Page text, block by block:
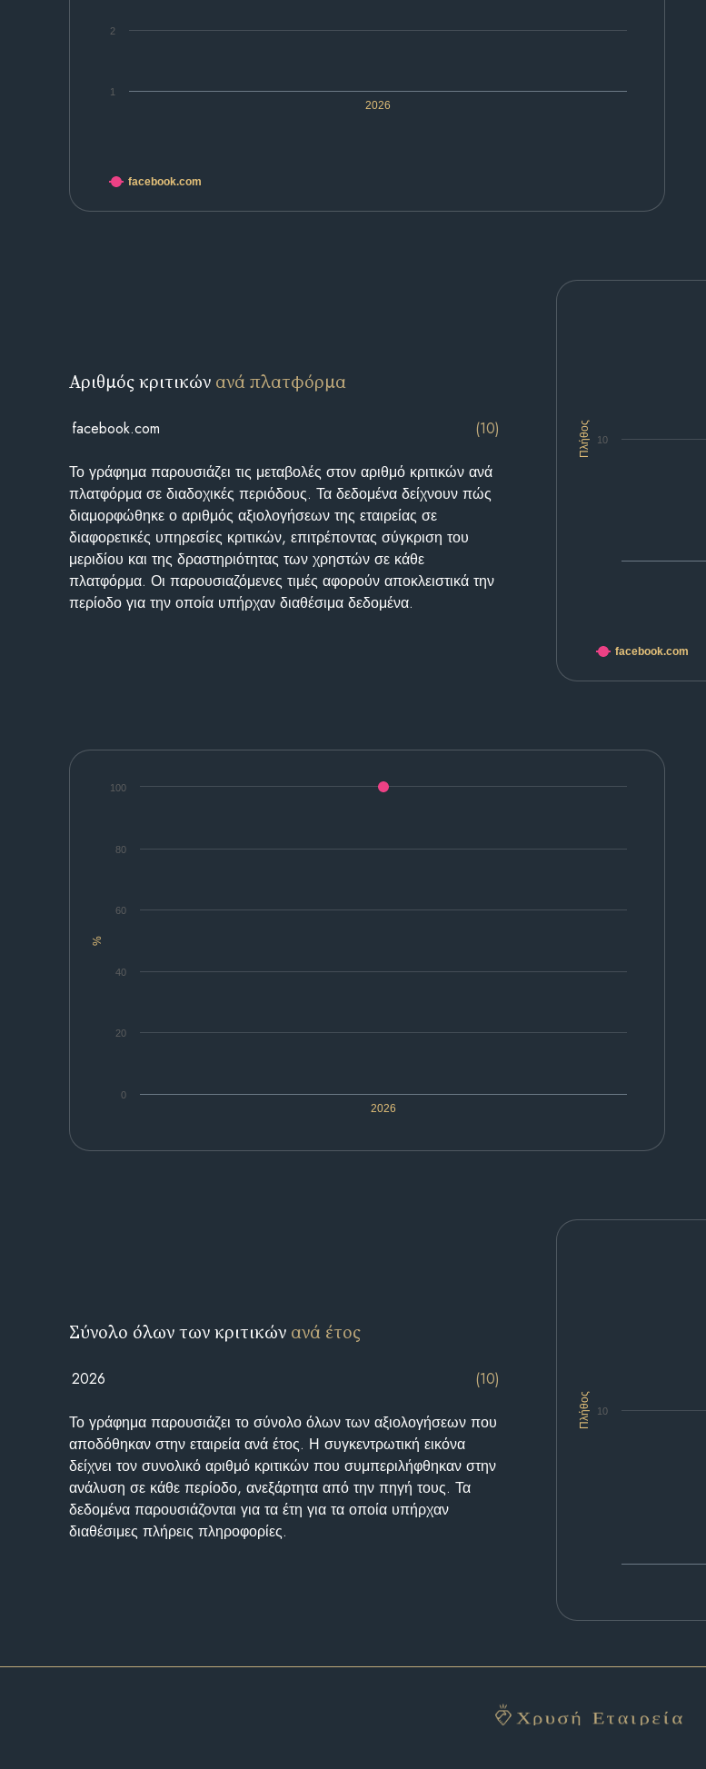
2026
1
2
facebook.com
Πλήθος 10
facebook.com
Αριθμός κριτικών ανά πλατφόρμα
facebook.com (10)
Το γράφημα παρουσιάζει τις μεταβολές στον αριθμό κριτικών ανά
πλατφόρμα σε διαδοχικές περιόδους. Τα δεδομένα δείχνουν πώς
διαμορφώθηκε ο αριθμός αξιολογήσεων της εταιρείας σε
διαφορετικές υπηρεσίες κριτικών, επιτρέποντας σύγκριση του
μεριδίου και της δραστηριότητας των χρηστών σε κάθε
πλατφόρμα. Οι παρουσιαζόμενες τιμές αφορούν αποκλειστικά την
περίοδο για την οποία υπήρχαν διαθέσιμα δεδομένα.
%
2026
0
20
40
60
80
100
Πλήθος 10
Σύνολο όλων των κριτικών ανά έτος
2026 (10)
Το γράφημα παρουσιάζει το σύνολο όλων των αξιολογήσεων που
αποδόθηκαν στην εταιρεία ανά έτος. Η συγκεντρωτική εικόνα
δείχνει τον συνολικό αριθμό κριτικών που συμπεριλήφθηκαν στην
ανάλυση σε κάθε περίοδο, ανεξάρτητα από την πηγή τους. Τα
δεδομένα παρουσιάζονται για τα έτη για τα οποία υπήρχαν
διαθέσιμες πλήρεις πληροφορίες.